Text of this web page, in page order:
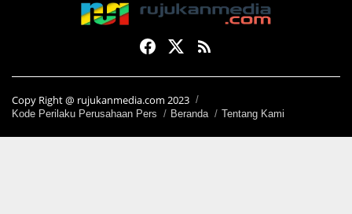
Copy Right @ rujukanmedia.com 2023
Kode Perilaku Perusahaan Pers Beranda Tentang Kami